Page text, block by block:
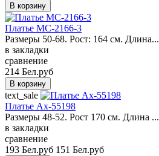
Платье MC-2166-3
Размеры 50-68. Рост: 164 см. Длина...
в закладки
сравнение
214 Бел.руб
text_sale
Платье Ax-55198
Размеры 48-52. Рост 170 см. Длина ...
в закладки
сравнение
193 Бел.руб 151 Бел.руб